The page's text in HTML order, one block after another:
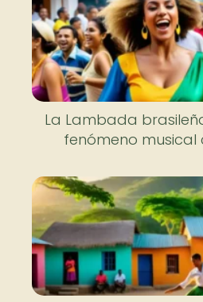
La Lambada
fenómeno musical